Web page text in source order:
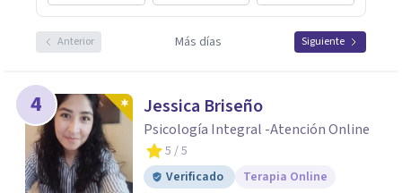
Anterior Más días Siguiente
4 Jessica Briseño
Psicología Integral -Atención Online
5 / 5
Verificado
Terapia Online